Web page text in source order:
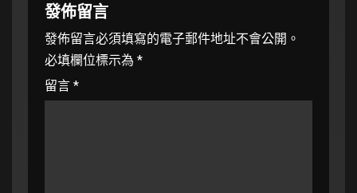
發佈留言
發佈留言必須填寫的電子郵件地址不會公開。
必填欄位標示為 *
留言 *